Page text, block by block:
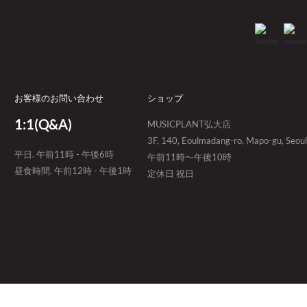
お客様のお問い合わせ
1:1(Q&A)
平日. 午前11時 - 午後6時
昼食時間. 午前12時 - 午後1時
ショップ
MUSICPLANT弘大店
3F, 140, Eoulmadang-ro, Mapo-gu, Seoul
午前11時～午後10時
定休日 祝日